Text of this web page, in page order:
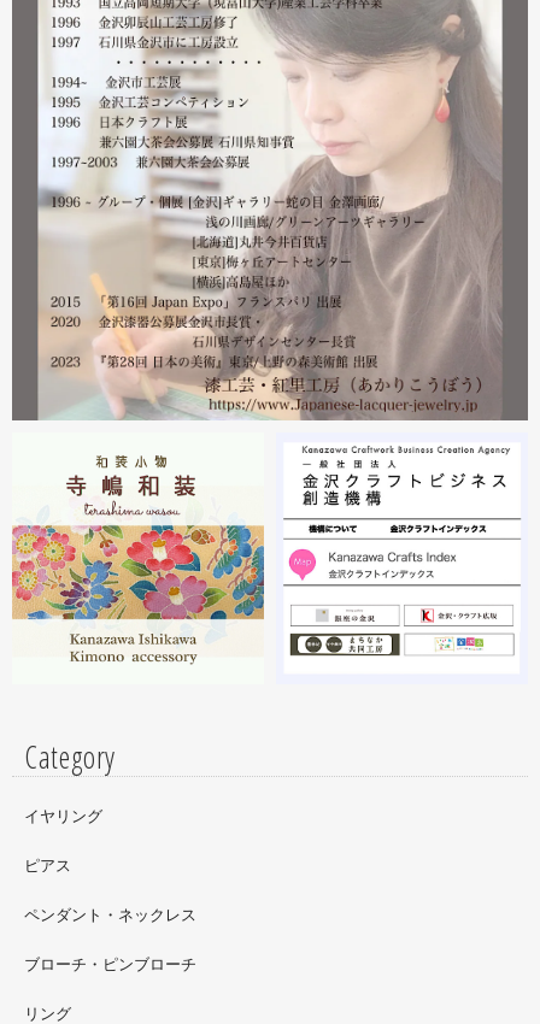
る分につきましては問題ありませんのでご安心ください。
皆様には多大なご心配をおかけしており心苦しいばかりで
はありますが、今後とも紅里工房をどうぞよろしくお願い
いたします。
漆工芸・紅里工房 寺嶋絵里子
2023.02
2月21日から27日まで 仙台三越で開催中の『第22回 金
沢・能登 美味と美技展』に出展しています。会場には作
者本人がおりますのでお近くの方はぜひ遊びにいらしてく
ださい。お待ちしております。
2月19日から23日まで 東京・上野の森美術館で開催中の
『第28回 日本の美術展』に出展しています。
2023.02
昨年初めからT-BASE銀座ギャラリーさんのご依頼で螺鈿
細工のソフビフィギュア装飾のお仕事させていただいてま
す。広面積への螺鈿細工や蒔絵となりますのでかなりの高
額品になりますがご好評のようで嬉しい限りです(^^)写真
はドラマに登場していたキャラクターです。
Category
イヤリング
ピアス
ペンダント・ネックレス
ブローチ・ピンブローチ
リング